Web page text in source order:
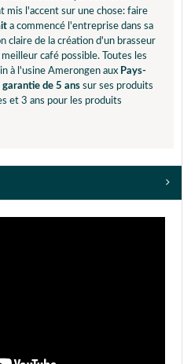
mis l'accent sur une chose: faire
a commencé l'entreprise dans sa
claire de la création d'un brasseur
café possible. Toutes les
à l'usine Amerongen aux Pays-
garantie de 5 ans sur ses produits
et 3 ans pour les produits